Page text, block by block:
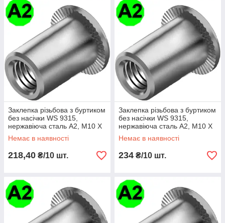
Заклепка різьбова з буртиком
без насічки WS 9315,
нержавіюча сталь A2, М10 X
19.5
Немає в наявності
218,40 ₴/10 шт.
Заклепка різьбова з буртиком
без насічки WS 9315,
нержавіюча сталь A2, М10 X
20
Немає в наявності
234 ₴/10 шт.